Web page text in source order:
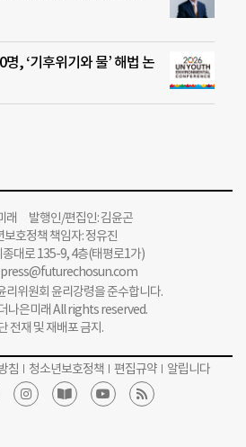
, ‘기후위기와 물’ 해법 논
래 발행인/편집인: 김윤곤
보호정책 책임자: 정유진
종대로 135-9, 4층(태평로1가)
press@futurechosun.com
리위원회 윤리강령을 준수합니다.
나은미래 All rights reserved.
전재 및 재배포 금지.
침 청소년보호정책 편집규약 알립니다